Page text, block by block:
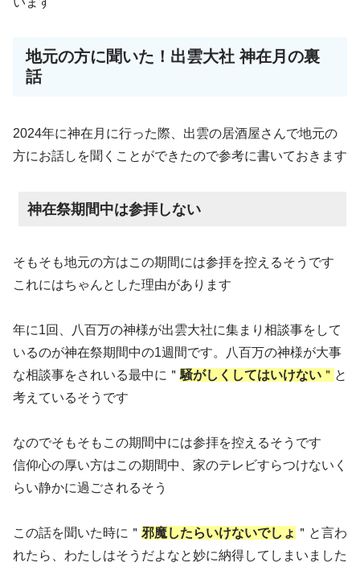
地元の方に聞いた！出雲大社 神在月の裏
話
2024年に神在月に行った際、出雲の居酒屋さんで地元の
方にお話しを聞くことができたので参考に書いておきます
神在祭期間中は参拝しない
そもそも地元の方はこの期間には参拝を控えるそうです
これにはちゃんとした理由があります
年に1回、八百万の神様が出雲大社に集まり相談事をして
いるのが神在祭期間中の1週間です。八百万の神様が大事
な相談事をされいる最中に＂ 騒がしくしてはいけない ＂ と
考えているそうです
なのでそもそもこの期間中には参拝を控えるそうです
信仰心の厚い方はこの期間中、家のテレビすらつけないく
らい静かに過ごされるそう
この話を聞いた時に＂ 邪魔したらいけないでしょ ＂と言わ
れたら、わたしはそうだよなと妙に納得してしまいました